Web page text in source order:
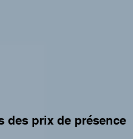
des prix de présence